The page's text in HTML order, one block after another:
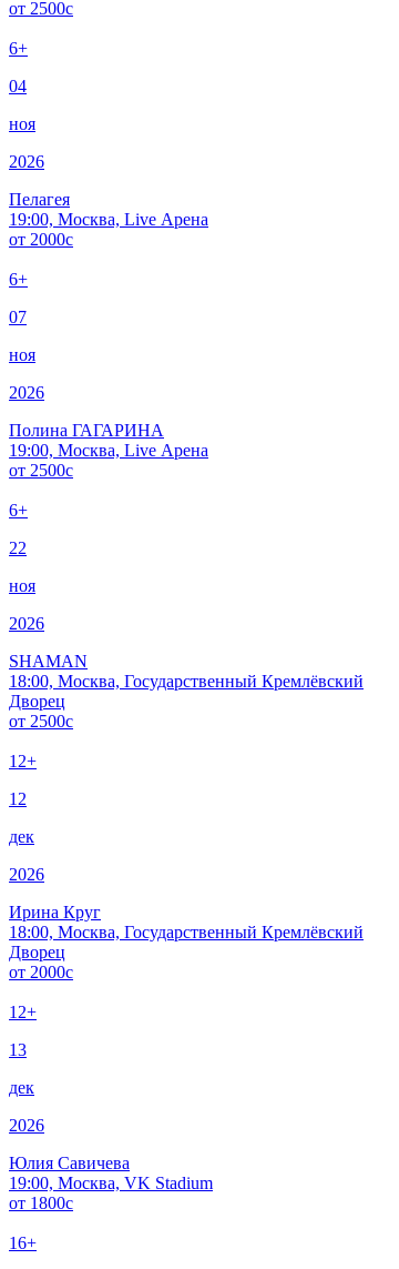
от 2500c
6+
04
ноя
2026
Пелагея
19:00, Москва, Live Арена
от 2000c
6+
07
ноя
2026
Полина ГАГАРИНА
19:00, Москва, Live Арена
от 2500c
6+
22
ноя
2026
SHAMAN
18:00, Москва, Государственный Кремлёвский
Дворец
от 2500c
12+
12
дек
2026
Ирина Круг
18:00, Москва, Государственный Кремлёвский
Дворец
от 2000c
12+
13
дек
2026
Юлия Савичева
19:00, Москва, VK Stadium
от 1800c
16+